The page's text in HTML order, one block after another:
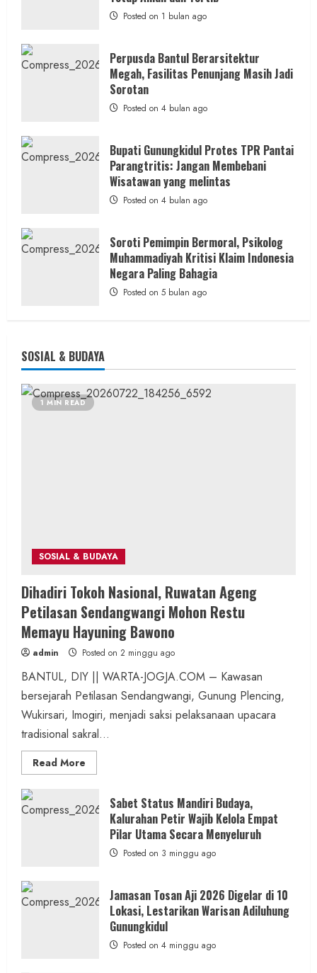
Diduga
Hanya
Separuhnya
Kontraktor:
Ketum
PWRI
Minta
Posted on 1 bulan ago
Perpusda Bantul Berarsitektur
Megah, Fasilitas Penunjang Masih Jadi
Sorotan
Posted on 4 bulan ago
Bupati Gunungkidul Protes TPR Pantai
Parangtritis: Jangan Membebani
Wisatawan yang melintas
Posted on 4 bulan ago
Soroti Pemimpin Bermoral, Psikolog
Muhammadiyah Kritisi Klaim Indonesia
Negara Paling Bahagia
Posted on 5 bulan ago
SOSIAL & BUDAYA
1 MIN READ
SOSIAL & BUDAYA
Dihadiri Tokoh Nasional, Ruwatan Ageng
Petilasan Sendangwangi Mohon Restu
Memayu Hayuning Bawono
admin Posted on 2 minggu ago
BANTUL, DIY || WARTA-JOGJA.COM – Kawasan
bersejarah Petilasan Sendangwangi, Gunung Plencing,
Wukirsari, Imogiri, menjadi saksi pelaksanaan upacara
tradisional sakral...
Read More
more
Tokoh
Nasional,
Ruwatan
Ageng
Petilasan
Sendangwangi
Mohon
Hayuning
Bawono
Sabet Status Mandiri Budaya,
Kalurahan Petir Wajib Kelola Empat
Pilar Utama Secara Menyeluruh
Posted on 3 minggu ago
Jamasan Tosan Aji 2026 Digelar di 10
Lokasi, Lestarikan Warisan Adiluhung
Gunungkidul
Posted on 4 minggu ago